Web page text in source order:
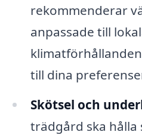
rekommenderar
anpassade till
till dina
Skötsel och
trädgård ska hålla